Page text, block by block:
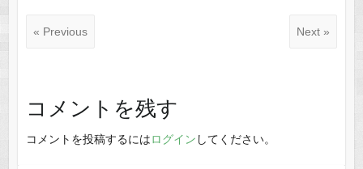
« Previous Next »
コメントを残す
コメントを投稿するにはログイン してください。